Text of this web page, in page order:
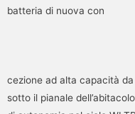
batteria di nuova con
cezione ad alta capacità
sotto il pianale